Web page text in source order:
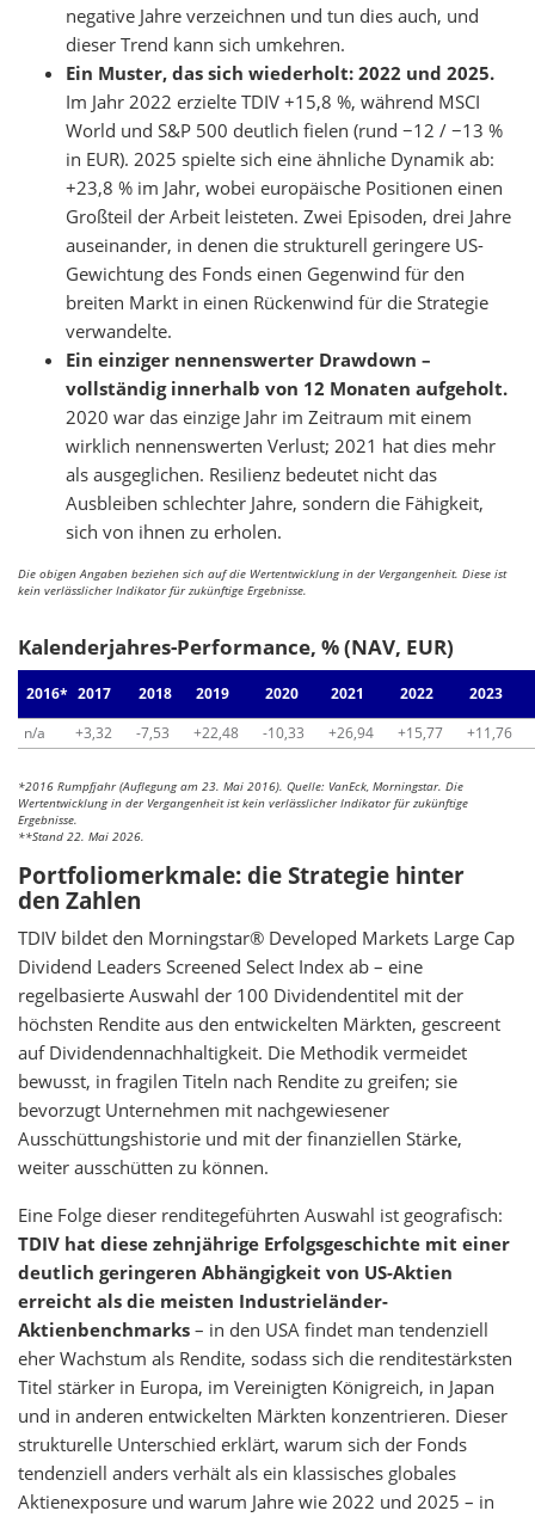
negative Jahre verzeichnen und tun dies auch, und
dieser Trend kann sich umkehren.
Ein Muster, das sich wiederholt: 2022 und 2025.
Im Jahr 2022 erzielte TDIV +15,8 %, während MSCI
World und S&P 500 deutlich fielen (rund −12 / −13 %
in EUR). 2025 spielte sich eine ähnliche Dynamik ab:
+23,8 % im Jahr, wobei europäische Positionen einen
Großteil der Arbeit leisteten. Zwei Episoden, drei Jahre
auseinander, in denen die strukturell geringere US-
Gewichtung des Fonds einen Gegenwind für den
breiten Markt in einen Rückenwind für die Strategie
verwandelte.
Ein einziger nennenswerter Drawdown –
vollständig innerhalb von 12 Monaten aufgeholt.
2020 war das einzige Jahr im Zeitraum mit einem
wirklich nennenswerten Verlust; 2021 hat dies mehr
als ausgeglichen. Resilienz bedeutet nicht das
Ausbleiben schlechter Jahre, sondern die Fähigkeit,
sich von ihnen zu erholen.
Die obigen Angaben beziehen sich auf die Wertentwicklung in der Vergangenheit. Diese ist
kein verlässlicher Indikator für zukünftige Ergebnisse.
Kalenderjahres-Performance, % (NAV, EUR)
2016* 2017 2018 2019 2020 2021 2022 2023
n/a
+3,32 -7,53 +22,48 -10,33 +26,94 +15,77 +11,76
*2016 Rumpfjahr (Auflegung am 23. Mai 2016). Quelle: VanEck, Morningstar. Die
Wertentwicklung in der Vergangenheit ist kein verlässlicher Indikator für zukünftige
Ergebnisse.
**Stand 22. Mai 2026.
Portfoliomerkmale: die Strategie hinter
den Zahlen
TDIV bildet den Morningstar® Developed Markets Large Cap
Dividend Leaders Screened Select Index ab – eine
regelbasierte Auswahl der 100 Dividendentitel mit der
höchsten Rendite aus den entwickelten Märkten, gescreent
auf Dividendennachhaltigkeit. Die Methodik vermeidet
bewusst, in fragilen Titeln nach Rendite zu greifen; sie
bevorzugt Unternehmen mit nachgewiesener
Ausschüttungshistorie und mit der finanziellen Stärke,
weiter ausschütten zu können.
Eine Folge dieser renditegeführten Auswahl ist geografisch:
TDIV hat diese zehnjährige Erfolgsgeschichte mit einer
deutlich geringeren Abhängigkeit von US-Aktien
erreicht als die meisten Industrieländer-
Aktienbenchmarks – in den USA findet man tendenziell
eher Wachstum als Rendite, sodass sich die renditestärksten
Titel stärker in Europa, im Vereinigten Königreich, in Japan
und in anderen entwickelten Märkten konzentrieren. Dieser
strukturelle Unterschied erklärt, warum sich der Fonds
tendenziell anders verhält als ein klassisches globales
Aktienexposure und warum Jahre wie 2022 und 2025 – in